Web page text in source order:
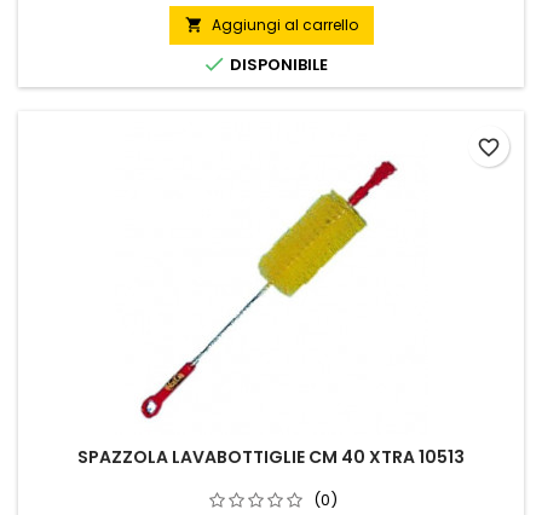
 Aggiungi al carrello
 DISPONIBILE
SPAZZOLA LAVABOTTIGLIE CM 40 XTRA 10513
(0)
favorite_border